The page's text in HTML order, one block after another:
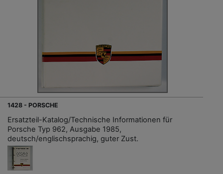
1428 - PORSCHE
Ersatzteil-Katalog/Technische Informationen für
Porsche Typ 962, Ausgabe 1985,
deutsch/englischsprachig, guter Zust.